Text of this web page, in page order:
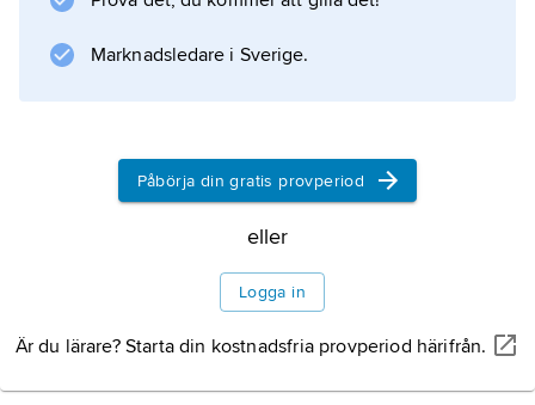
avsågs en vanlig trilla).
schäs
Marknadsledare i Sverige.
Påbörja din gratis provperiod
eller
Logga in
Är du lärare? Starta din kostnadsfria provperiod härifrån.